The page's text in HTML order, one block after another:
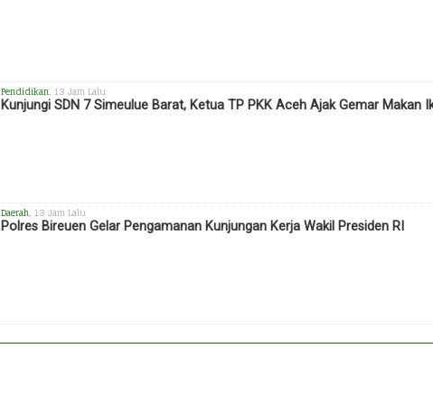
Pendidikan , 13 Jam Lalu
Kunjungi SDN 7 Simeulue Barat, Ketua TP PKK Aceh Ajak Gemar Makan
Daerah , 13 Jam Lalu
Polres Bireuen Gelar Pengamanan Kunjungan Kerja Wakil Presiden RI